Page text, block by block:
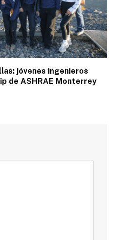
jóvenes ingenieros
de ASHRAE Monterrey